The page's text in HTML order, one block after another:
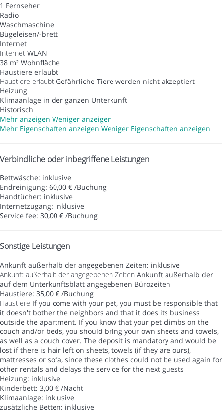
1 Fernseher
Radio
Waschmaschine
Bügeleisen/-brett
Internet
Internet WLAN
38 m² Wohnfläche
Haustiere erlaubt
Haustiere erlaubt Gefährliche Tiere werden nicht akzeptiert
Heizung
Klimaanlage in der ganzen Unterkunft
Historisch
Mehr anzeigen Weniger anzeigen
Mehr Eigenschaften anzeigen Weniger Eigenschaften anzeigen
Verbindliche oder inbegriffene Leistungen
Bettwäsche: inklusive
Endreinigung: 60,00 € /Buchung
Handtücher: inklusive
Internetzugang: inklusive
Service fee: 30,00 € /Buchung
Sonstige Leistungen
Ankunft außerhalb der angegebenen Zeiten: inklusive
Ankunft außerhalb der angegebenen Zeiten Ankunft außerhalb der
auf dem Unterkunftsblatt angegebenen Bürozeiten
Haustiere: 35,00 € /Buchung
Haustiere If you come with your pet, you must be responsible that
it doesn't bother the neighbors and that it does its business
outside the apartment. If you know that your pet climbs on the
couch and/or beds, you should bring your own sheets and towels,
as well as a couch cover. The deposit is mandatory and would be
lost if there is hair left on sheets, towels (if they are ours),
mattresses or sofa, since these clothes could not be used again for
other rentals and delays the service for the next guests
Heizung: inklusive
Kinderbett: 3,00 € /Nacht
Klimaanlage: inklusive
zusätzliche Betten: inklusive